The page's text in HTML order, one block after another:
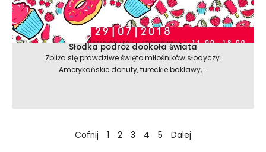
Słodka podróż dookoła świata
Zbliża się prawdziwe święto miłośników słodyczy.
Amerykańskie donuty, tureckie baklawy,...
Cofnij 1 2 3 4 5 Dalej